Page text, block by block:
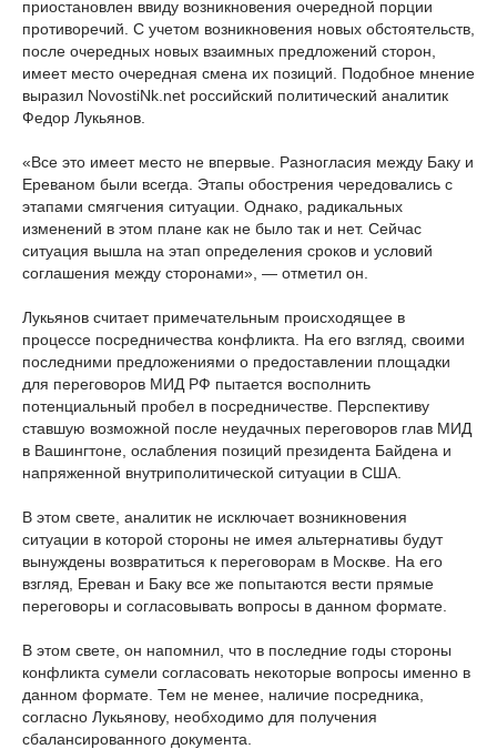
приостановлен ввиду возникновения очередной порции
противоречий. С учетом возникновения новых обстоятельств,
после очередных новых взаимных предложений сторон,
имеет место очередная смена их позиций. Подобное мнение
выразил NovostiNk.net российский политический аналитик
Федор Лукьянов.
«Все это имеет место не впервые. Разногласия между Баку и
Ереваном были всегда. Этапы обострения чередовались с
этапами смягчения ситуации. Однако, радикальных
изменений в этом плане как не было так и нет. Сейчас
ситуация вышла на этап определения сроков и условий
соглашения между сторонами», — отметил он.
Лукьянов считает примечательным происходящее в
процессе посредничества конфликта. На его взгляд, своими
последними предложениями о предоставлении площадки
для переговоров МИД РФ пытается восполнить
потенциальный пробел в посредничестве. Перспективу
ставшую возможной после неудачных переговоров глав МИД
в Вашингтоне, ослабления позиций президента Байдена и
напряженной внутриполитической ситуации в США.
В этом свете, аналитик не исключает возникновения
ситуации в которой стороны не имея альтернативы будут
вынуждены возвратиться к переговорам в Москве. На его
взгляд, Ереван и Баку все же попытаются вести прямые
переговоры и согласовывать вопросы в данном формате.
В этом свете, он напомнил, что в последние годы стороны
конфликта сумели согласовать некоторые вопросы именно в
данном формате. Тем не менее, наличие посредника,
согласно Лукьянову, необходимо для получения
сбалансированного документа.